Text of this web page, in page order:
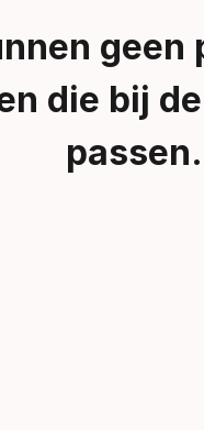
geen
die bij
passen.